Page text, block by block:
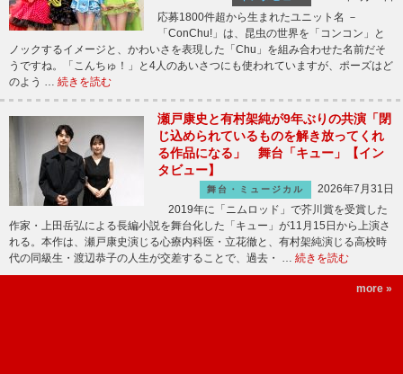
応募1800件超から生まれたユニット名 －
「ConChu!」は、昆虫の世界を「コンコン」と
ノックするイメージと、かわいさを表現した「Chu」を組み合わせた名前だそ
うですね。「こんちゅ！」と4人のあいさつにも使われていますが、ポーズはど
のよう … 続きを読む
瀬戸康史と有村架純が9年ぶりの共演「閉
じ込められているものを解き放ってくれ
る作品になる」 舞台「キュー」【イン
タビュー】
舞台・ミュージカル
2026年7月31日
2019年に「ニムロッド」で芥川賞を受賞した
作家・上田岳弘による長編小説を舞台化した「キュー」が11月15日から上演さ
れる。本作は、瀬戸康史演じる心療内科医・立花徹と、有村架純演じる高校時
代の同級生・渡辺恭子の人生が交差することで、過去・ … 続きを読む
more »